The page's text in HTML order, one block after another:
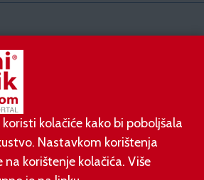
predstavio luksuznu limuzinu veću od
S-klase, obećava domet do 1.000
kolačiće kako bi poboljšala
Nastavkom korištenja
korištenje kolačića. Više